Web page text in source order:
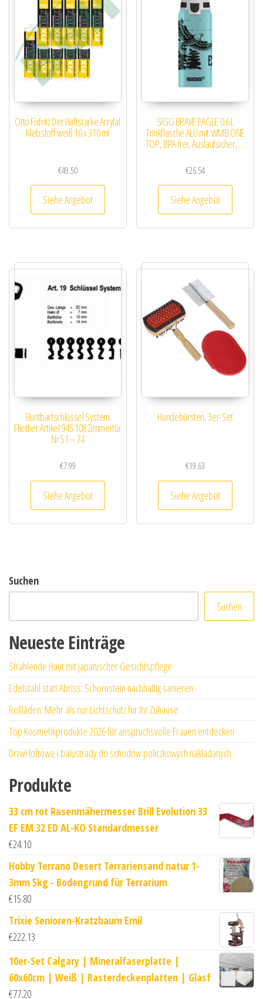
Otto Fixfritz Der Haftstarke Acrylat
Klebstoff weiß 10 x 310 ml
€49.50
Siehe Angebot
SIGG BRAVE EAGLE 0.6 L
Trinkflasche ALU mit WMB ONE
TOP, BPA frei, Auslaufsicher, …
€26.54
Siehe Angebot
Buntbartschlüssel System
Fliether Artikel 945 108 Zimmertür
Nr 51 – 74
€7.99
Siehe Angebot
Hundebürsten, 3er-Set
€19.63
Siehe Angebot
Suchen
Suchen
Neueste Einträge
Strahlende Haut mit japanischer Gesichtspflege
Edelstahl statt Abriss: Schornstein nachhaltig sanieren
Rollläden: Mehr als nur Lichtschutz für Ihr Zuhause
Top Kosmetikprodukte 2026 für anspruchsvolle Frauen entdecken
Drzwi loftowe i balustrady do schodów policzkowych nakładanych
Produkte
33 cm rot Rasenmähermesser Brill Evolution 33
EF EM 32 ED AL-KO Standardmesser
€24.10
Hobby Terrano Desert Terrariensand natur 1-
3mm 5kg - Bodengrund für Terrarium
€15.80
Trixie Senioren-Kratzbaum Emil
€222.13
10er-Set Calgary | Mineralfaserplatte |
60x60cm | Weiß | Rasterdeckenplatten | Glasf
€77.20